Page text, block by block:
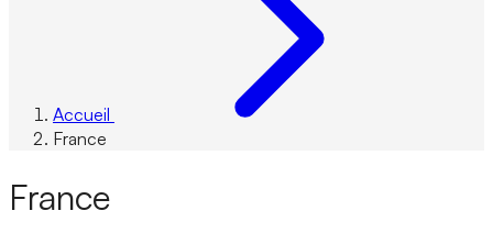
Accueil
France
France